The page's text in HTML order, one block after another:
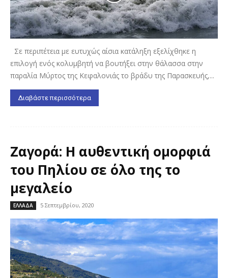
Σε περιπέτεια με ευτυχώς αίσια κατάληξη εξελίχθηκε η
επιλογή ενός κολυμβητή να βουτήξει στην θάλασσα στην
παραλία Μύρτος της Κεφαλονιάς το βράδυ της Παρασκευής,...
Διαβάστε περισσότερα
Ζαγορά: Η αυθεντική ομορφιά
του Πηλίου σε όλο της το
μεγαλείο
ΕΛΛΑΔΑ 5 Σεπτεμβρίου, 2020